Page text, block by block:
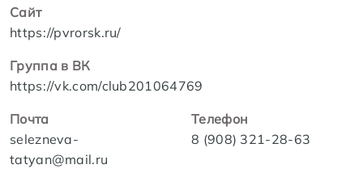
Сайт
https://pvrorsk.ru/
Группа в ВК
https://vk.com/club201064769
Почта
selezneva-
tatyan@mail.ru
Телефон
8 (908) 321-28-63